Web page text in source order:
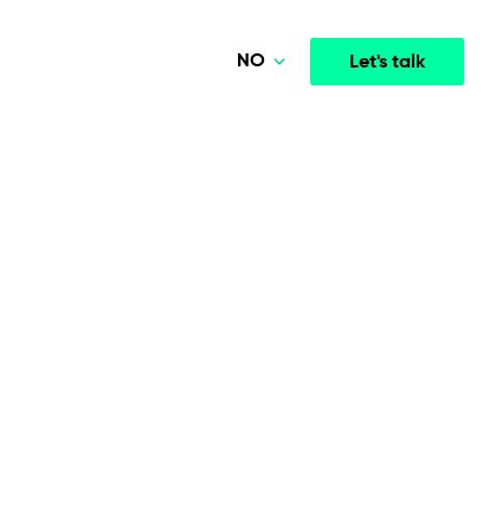
Let's talk
NO